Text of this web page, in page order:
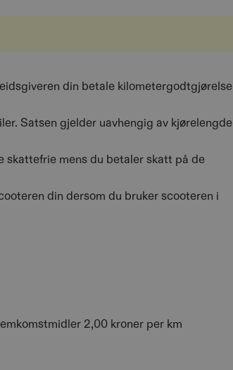
din betale kilometergodtgjørelse
Satsen gjelder uavhengig av kjørelengde
skattefrie mens du betaler skatt på de
din dersom du bruker scooteren i
2,00 kroner per km